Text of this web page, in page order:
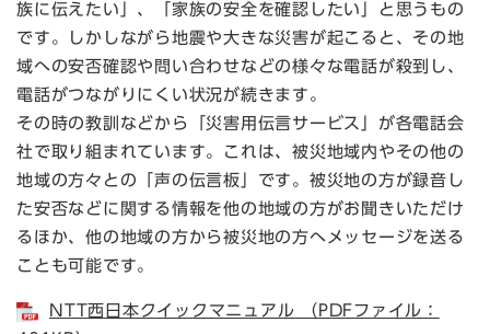
族に伝えたい」、「家族の安全を確認したい」と思うもの
です。しかしながら地震や大きな災害が起こると、その地
域への安否確認や問い合わせなどの様々な電話が殺到し、
電話がつながりにくい状況が続きます。
その時の教訓などから「災害用伝言サービス」が各電話会
社で取り組まれています。これは、被災地域内やその他の
地域の方々との「声の伝言板」です。被災地の方が録音し
た安否などに関する情報を他の地域の方がお聞きいただけ
るほか、他の地域の方から被災地の方へメッセージを送る
ことも可能です。
NTT西日本クイックマニュアル （PDFファイル：